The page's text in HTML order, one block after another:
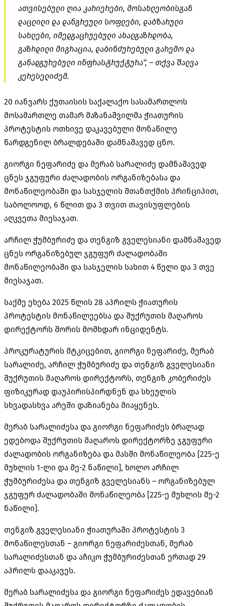
ათვისებული ღია კარიერები, მოსახლეობისგან
დაცლილი და დანგრეული სოფლები, დაბზარული
სახლები, იმედგაცრუებული ახალგაზრდობა,
გაზრდილი მიგრაცია, დაბინძურებული გარემო და
განადგურებული ინფრასტრუქტურა“, – თქვა შალვა
კერესელიძემ.
20 იანვარს ქუთაისის საქალაქო სასამართლოს
მოსამართლე თამარ მაზანაშვილმა ჭიათურის
პროტესტის ოთხივე დაკავებული მონაწილე
წარდგენილ ბრალდებაში დამნაშავედ ცნო.
გიორგი ნეფარიძე და მერაბ სარალიძე დამნაშავედ
ცნეს ჯგუფური ძალადობის ორგანიზებასა და
მონაწილეობაში და სასჯელის შთანთქმის პრინციპით,
საბოლოოდ, 6 წლით და 3 თვით თავისუფლების
აღკვეთა მიესაჯათ.
არჩილ ჭუმბურიძე და თენგიზ გველესიანი დამნაშავედ
ცნეს ორგანიზებულ ჯგუფურ ძალადობაში
მონაწილეობაში და სასჯელის სახით 4 წელი და 3 თვე
მიესაჯათ.
საქმე ეხება 2025 წლის 28 აპრილს ჭიათურის
პროტესტის მონაწილეებსა და შუქრუთის მაღაროს
დირექტორს შორის მომხდარ ინციდენტს.
პროკურატურის მტკიცებით, გიორგი ნეფარიძე, მერაბ
სარალიძე, არჩილ ჭუმბურიძე და თენგიზ გველესიანი
შუქრუთის მაღაროს დირექტორს, თენგიზ კობერიძეს
ფიზიკურად დაუპირისპირდნენ და სხეულის
სხვადასხვა არეში დაზიანება მიაყენეს.
მერაბ სარალიძესა და გიორგი ნეფარიძეს ბრალად
ედებოდა შუქრუთის მაღაროს დირექტორზე ჯგუფური
ძალადობის ორგანიზება და მასში მონაწილეობა [225-ე
მუხლის 1-ლი და მე-2 ნაწილი], ხოლო არჩილ
ჭუმბურიძესა და თენგიზ გველესიანს – ორგანიზებულ
ჯგუფურ ძალადობაში მონაწილეობა [225-ე მუხლის მე-2
ნაწილი].
თენგიზ გველესიანი ჭიათურაში პროტესტის 3
მონაწილესთან – გიორგი ნეფარიძესთან, მერაბ
სარალიძესთან და აჩიკო ჭუმბურიძესთან ერთად 29
აპრილს დააკავეს.
მერაბ სარალიძესა და გიორგი ნეფარიძეს ედავებიან